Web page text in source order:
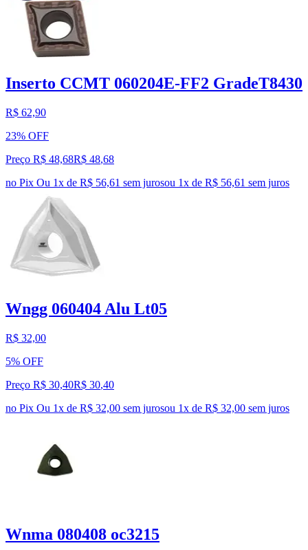
Inserto CCMT 060204E-FF2 GradeT8430
R$ 62,90
23% OFF
Preço R$ 48,68R$ 48,68
no Pix Ou 1x de R$ 56,61 sem jurosou 1x de R$ 56,61 sem juros
Wngg 060404 Alu Lt05
R$ 32,00
5% OFF
Preço R$ 30,40R$ 30,40
no Pix Ou 1x de R$ 32,00 sem jurosou 1x de R$ 32,00 sem juros
Wnma 080408 oc3215